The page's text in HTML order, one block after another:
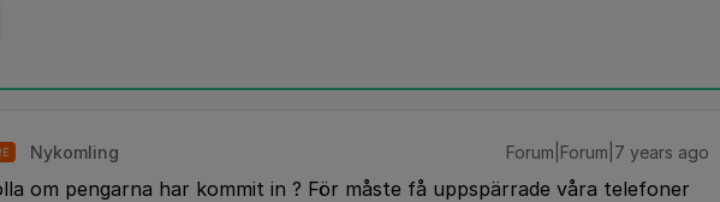
Nykomling Forum|Forum|7 years ago
om pengarna har kommit in ? För måste få uppspärrade våra telefoner